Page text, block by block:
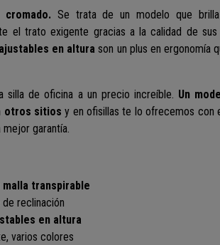
Se trata de un modelo que
el trato exigente gracias a la calidad de
en alturason un plus en ergonomía
silla de oficina a un precio increíble. Un
otros sitiosy en ofisillas te lo ofrecemos con
garantía.
malla transpirable
reclinación
en altura
varios colores